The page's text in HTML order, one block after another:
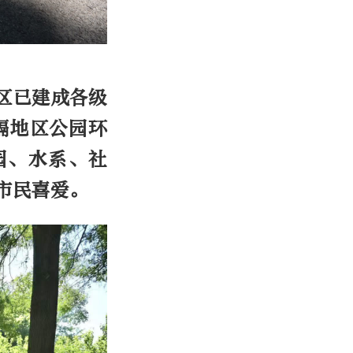
已建成各级
地区公园环
水系、社
喜爱。